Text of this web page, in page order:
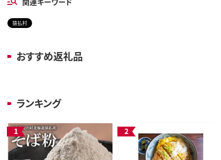
猿払村
おすすめ返礼品
ランキング